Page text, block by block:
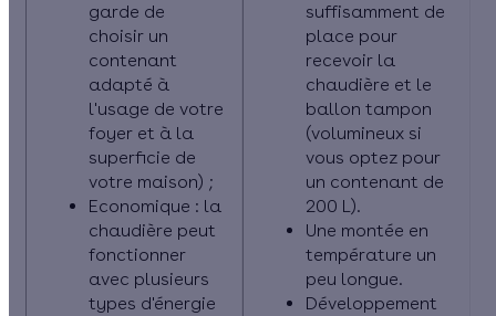
garde de
choisir un
contenant
adapté à
l'usage de votre
foyer et à la
superficie de
votre maison) ;
Economique : la
chaudière peut
fonctionner
avec plusieurs
types d'énergie
suffisamment de
place pour
recevoir la
chaudière et le
ballon tampon
(volumineux si
vous optez pour
un contenant de
200 L).
Une montée en
température un
peu longue.
Développement